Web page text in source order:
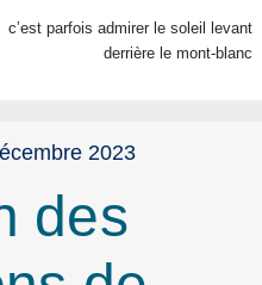
c’est parfois admirer le soleil levant
derrière le mont-blanc
2023
des